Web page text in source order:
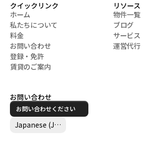
クイックリンク
ホーム
ホーム
私たちについて
私たちについて
料金
料金
お問い合わせ
お問い合わせ
登録・免許
登録・免許
賃貸のご案内
リソース
物件一覧
物件一覧
ブログ
ブログ
サービス
サービス
運営代行
お問い合わせ
お問い合わせください
Select LanguageJapanese (Japan)